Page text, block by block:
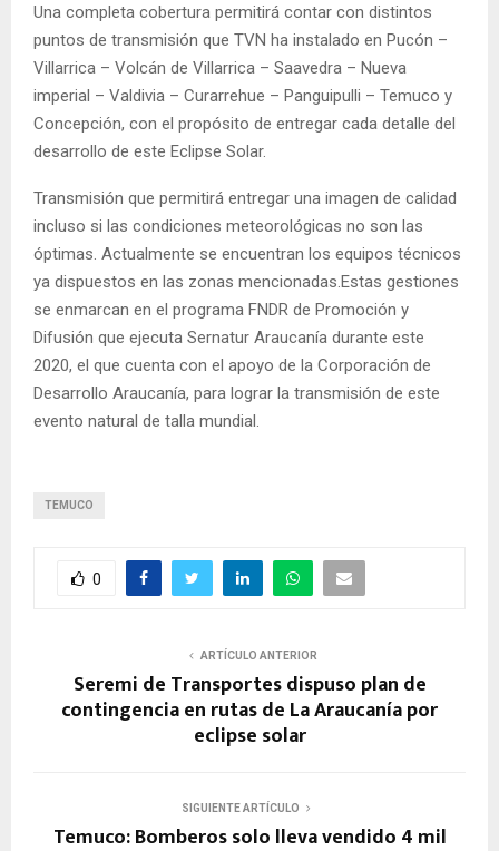
Una completa cobertura permitirá contar con distintos
puntos de transmisión que TVN ha instalado en Pucón –
Villarrica – Volcán de Villarrica – Saavedra – Nueva
imperial – Valdivia – Curarrehue – Panguipulli – Temuco y
Concepción, con el propósito de entregar cada detalle del
desarrollo de este Eclipse Solar.
Transmisión que permitirá entregar una imagen de calidad
incluso si las condiciones meteorológicas no son las
óptimas. Actualmente se encuentran los equipos técnicos
ya dispuestos en las zonas mencionadas.Estas gestiones
se enmarcan en el programa FNDR de Promoción y
Difusión que ejecuta Sernatur Araucanía durante este
2020, el que cuenta con el apoyo de la Corporación de
Desarrollo Araucanía, para lograr la transmisión de este
evento natural de talla mundial.
TEMUCO
0
ARTÍCULO ANTERIOR
Seremi de Transportes dispuso plan de
contingencia en rutas de La Araucanía por
eclipse solar
SIGUIENTE ARTÍCULO
Temuco: Bomberos solo lleva vendido 4 mil